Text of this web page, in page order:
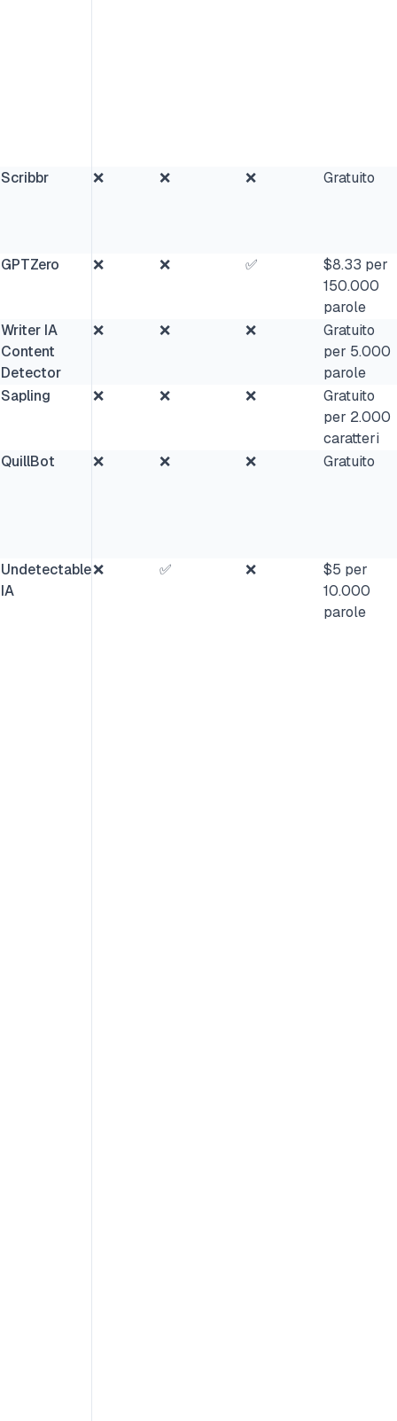
Scribbr ❌ ❌ ❌ Gratuito
GPTZero ❌ ❌ ✅
$8.33 per
150.000
parole
Writer IA
Content
Detector
❌ ❌ ❌
Gratuito
per 5.000
parole
Sapling
❌ ❌ ❌
Gratuito
per 2.000
caratteri
QuillBot
❌ ❌ ❌ Gratuito
Undetectable
IA
❌ ✅ ❌
$5 per
10.000
parole